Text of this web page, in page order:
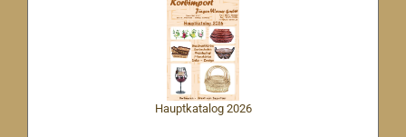
Hauptkatalog 2026